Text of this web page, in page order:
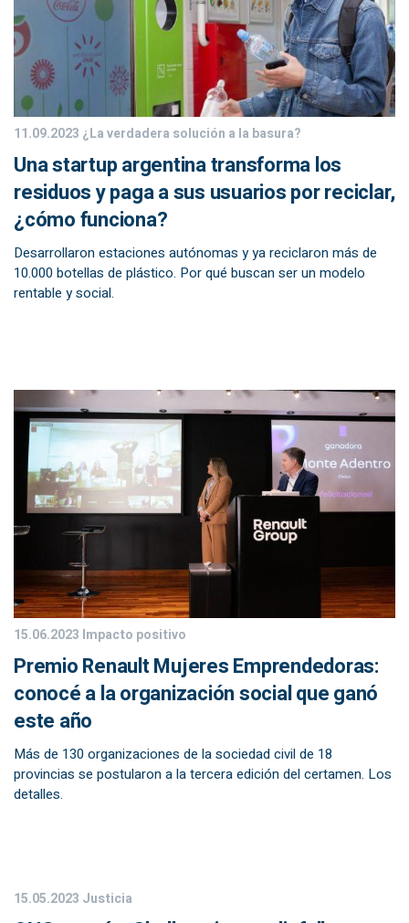
11.09.2023 ¿La verdadera solución a la basura?
Una startup argentina transforma los
residuos y paga a sus usuarios por reciclar,
¿cómo funciona?
Desarrollaron estaciones autónomas y ya reciclaron más de
10.000 botellas de plástico. Por qué buscan ser un modelo
rentable y social.
15.06.2023 Impacto positivo
Premio Renault Mujeres Emprendedoras:
conocé a la organización social que ganó
este año
Más de 130 organizaciones de la sociedad civil de 18
provincias se postularon a la tercera edición del certamen. Los
detalles.
15.05.2023 Justicia